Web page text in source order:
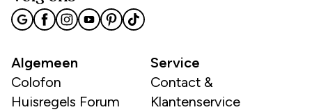
Algemeen
Colofon
Huisregels Forum
Service
Contact &
Klantenservice